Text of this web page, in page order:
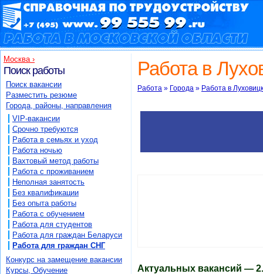
Работа в Московской области на
Работа в Луховицах - 2 вакансий в Луховицах
Москва ›
Поиск работы
Поиск вакансии
Разместить резюме
Города, районы, направления
VIP-вакансии
Срочно требуются
Работа в семьях и уход
Работа ночью
Вахтовый метод работы
Работа с проживанием
Неполная занятость
Без квалификации
Без опыта работы
Работа с обучением
Работа для студентов
Работа для граждан Беларуси
Работа для граждан СНГ
Конкурс на замещение вакансии
Курсы, Обучение
Работа в
Работа » Города » Работа в
Актуальных вакансий —